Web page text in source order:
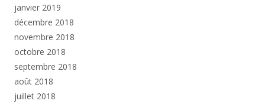
janvier 2019
décembre 2018
novembre 2018
octobre 2018
septembre 2018
août 2018
juillet 2018